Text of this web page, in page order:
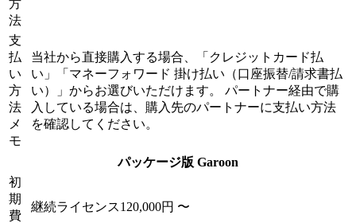
方
法
支
払
い
方
法
メ
モ
当社から直接購入する場合、「クレジットカード払
い」「マネーフォワード 掛け払い（口座振替/請求書払
い）」からお選びいただけます。 パートナー経由で購
入している場合は、購入先のパートナーに支払い方法
を確認してください。
パッケージ版 Garoon
初
期
費
継続ライセンス120,000円 〜